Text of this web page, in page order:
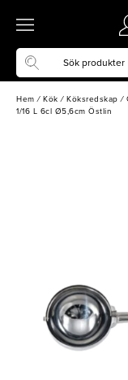
Hem / Kök / Köksredskap /
1/16 L 6cl Ø5,6cm Östlin